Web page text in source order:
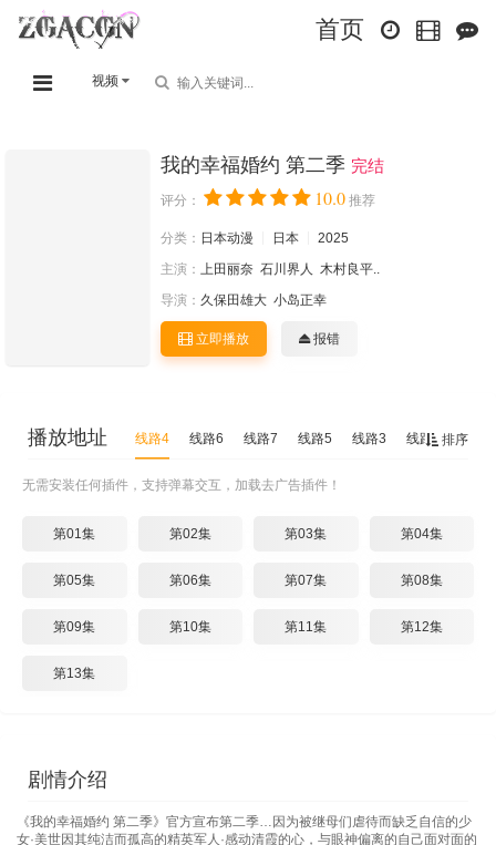
首页
视频
我的幸福婚约 第二季 完结
评分： 10.0 推荐
分类： 日本动漫 日本
2025
主演： 上田丽奈 石川界人 木村良平..
导演： 久保田雄大 小岛正幸
立即播放 报错
排序
播放地址 线路4 线路6 线路7 线路5 线路3 线路2 线路1
无需安装任何插件，支持弹幕交互，加载去广告插件！
第01集 第02集 第03集 第04集
第05集 第06集 第07集 第08集
第09集 第10集 第11集 第12集
第13集
剧情介绍
《我的幸福婚约 第二季》官方宣布第二季…因为被继母们虐待而缺乏自信的少
女·美世因其纯洁而孤高的精英军人·感动清霞的心，与眼神偏离的自己面对面的